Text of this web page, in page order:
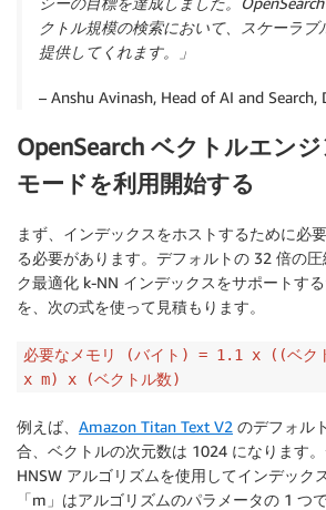
クトル規模の検索において、スケーラブ
提供してくれます。」
– Anshu Avinash, Head of AI and Search,
OpenSearch ベクトルエン
モードを利用開始する
まず、インデックスをホストするために必
る必要があります。デフォルトの 32 倍の
ク最適化 k-NN インデックスをサポートす
を、次の式を使って見積もります。
必要なメモリ (バイト) = 1.1 x ((ベク
x m) x (ベクトル数)
例えば、 Amazon Titan Text V2 のデフォル
合、ベクトルの次元数は 1024 になります
HNSW アルゴリズムを使用してインデック
「m」はアルゴリズムのパラメータの 1 つ